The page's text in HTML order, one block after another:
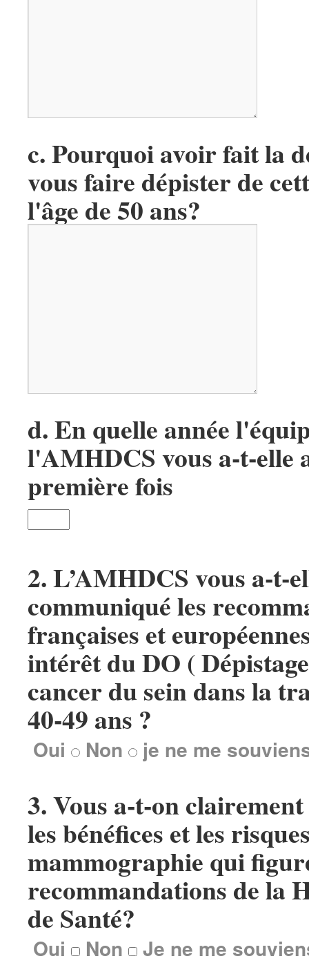
c. Pourquoi avoir fait la
vous faire dépister de
l'âge de 50 ans?
d. En quelle année
l'AMHDCS vous a-t-elle
première fois
2.L’AMHDCS vous a-t-
communiqué les
françaises et
intérêt du DO (
cancer du sein dans la
40-49 ans ?
Oui Non je ne me
3.Vous a-t-on clairement
les bénéfices et les
mammographie qui
recommandations de la
de Santé?
Oui Non Je ne me